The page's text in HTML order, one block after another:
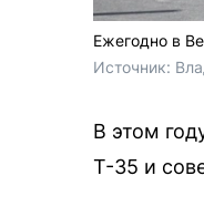
Ежегодно в
Источник:
В этом
Т-35 и